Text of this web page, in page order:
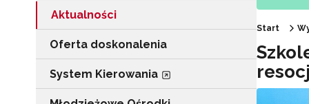
Aktualności
Oferta doskonalenia
System Kierowania
Start